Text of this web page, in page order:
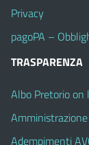
Privacy
pagoPA –
TRASPARENZA
Albo Pretorio on
Adempimenti